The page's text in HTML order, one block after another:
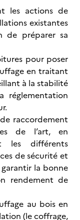
les actions de
existantes
de préparer sa
pour poser
en traitant
à la stabilité
réglementation
raccordement
de l’art, en
les différents
de sécurité et
la bonne
rendement de
au bois en
(le coffrage,